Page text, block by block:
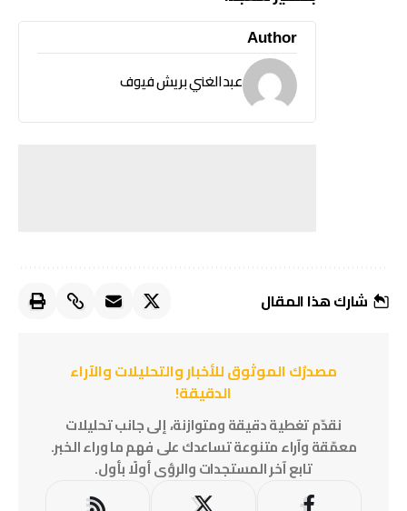
Author
عبدالغني بريش فيوف
شارك هذا المقال
مصدرُك الموثوق للأخبار والتحليلات والآراء
الدقيقة!
نقدّم تغطية دقيقة ومتوازنة، إلى جانب تحليلات
معمّقة وآراء متنوعة تساعدك على فهم ما وراء الخبر.
تابع آخر المستجدات والرؤى أولًا بأول.